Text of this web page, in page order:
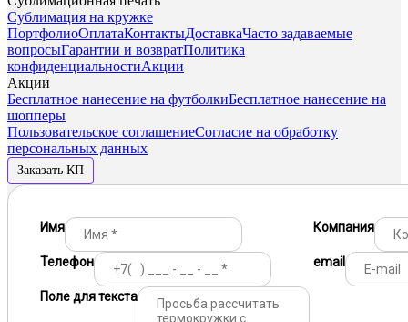
Сублимация на кружке
ПортфолиоОплатаКонтактыДоставкаЧасто задаваемые
вопросыГарантии и возвратПолитика
конфиденциальностиАкции
Акции
Бесплатное нанесение на футболкиБесплатное нанесение на
шопперы
Пользовательское соглашениеСогласие на обработку
персональных данных
Заказать КП
Имя Компания
Телефон email
Поле для текста